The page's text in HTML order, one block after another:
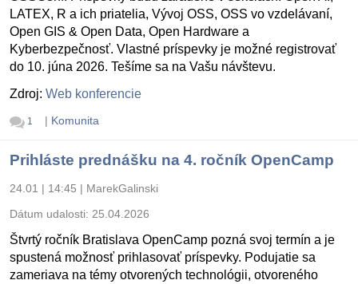
LATEX, R a ich priatelia, Vývoj OSS, OSS vo vzdelávaní,
Open GIS & Open Data, Open Hardware a
Kyberbezpečnosť. Vlastné príspevky je možné registrovať
do 10. júna 2026. Tešíme sa na Vašu návštevu.
Zdroj: Web konferencie
1 | Komunita
Prihláste prednášku na 4. ročník OpenCamp
24.01 | 14:45 | MarekGalinski
Dátum udalosti: 25.04.2026
Štvrtý ročník Bratislava OpenCamp pozná svoj termín a je
spustená možnosť prihlasovať príspevky. Podujatie sa
zameriava na témy otvorených technológii, otvoreného